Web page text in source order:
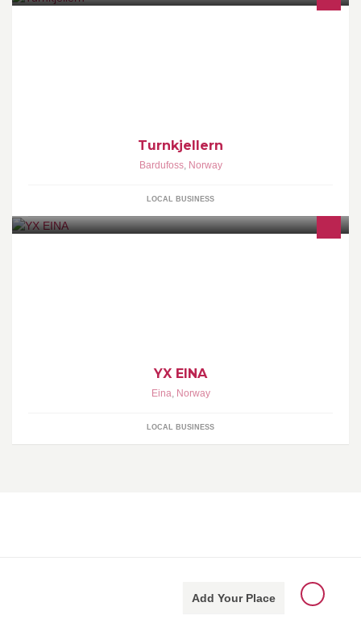
Turnkjellern
Bardufoss, Norway
LOCAL BUSINESS
YX EINA
Eina, Norway
LOCAL BUSINESS
Add Your Place